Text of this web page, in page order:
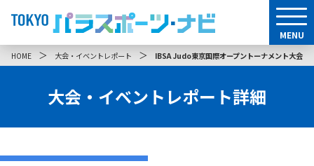
MENU
HOME ＞ 大会・イベントレポート ＞ IBSA Judo東京国際オープントーナメント大会
大会・イベントレポート詳細